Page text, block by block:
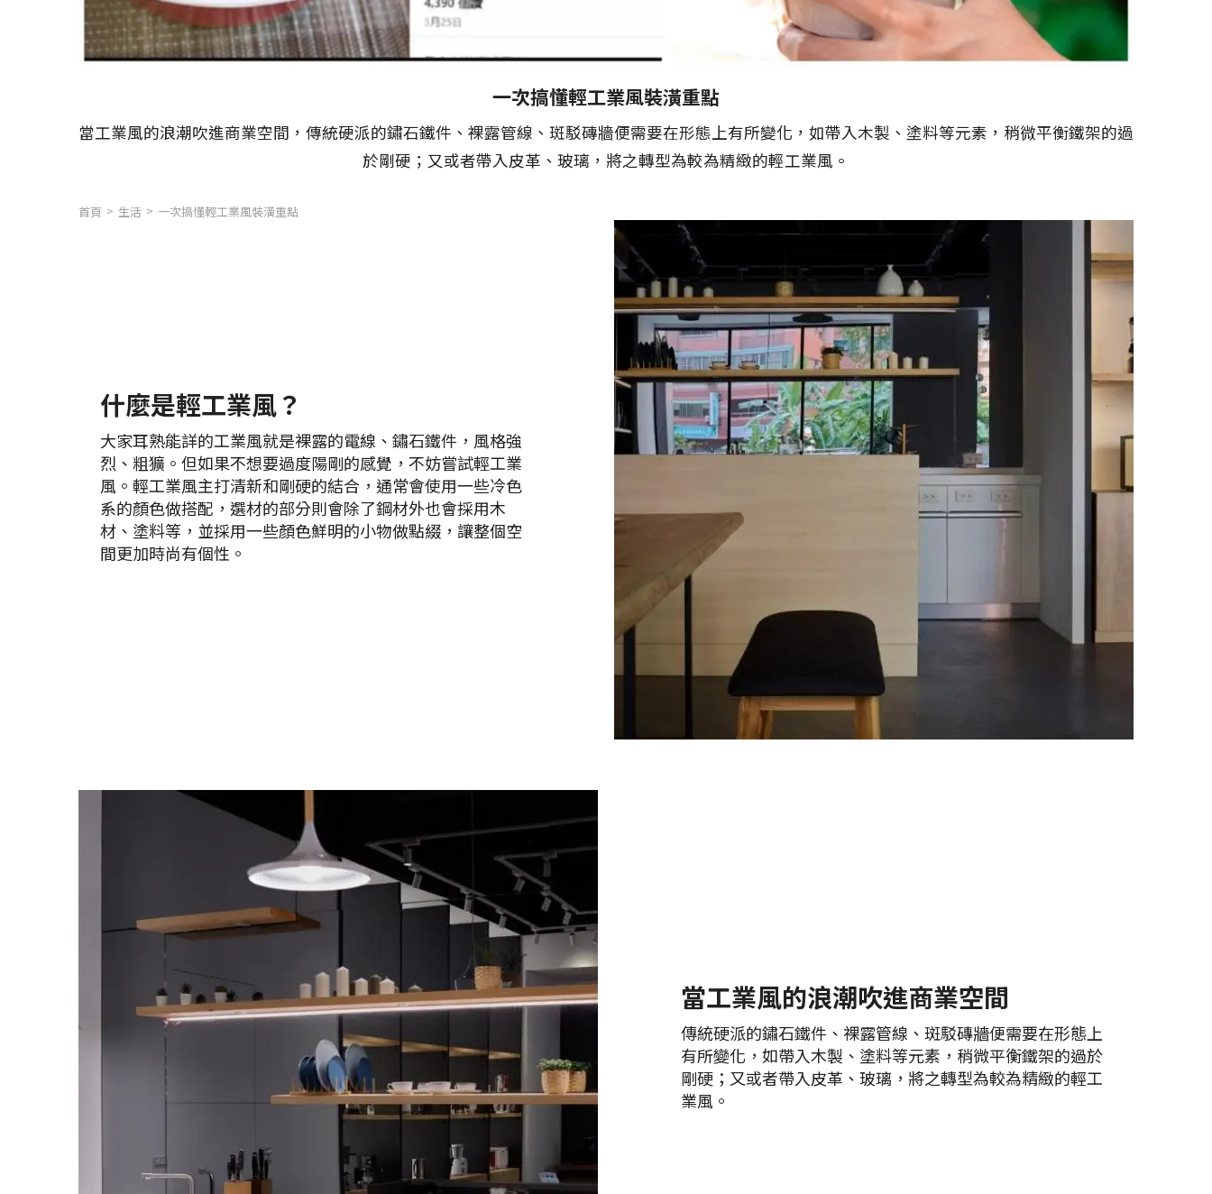
一次搞懂輕工業風裝潢重點
當工業風的浪潮吹進商業空間，傳統硬派的鏽石鐵件、裸露管線、斑駁磚牆便需要在形態上有所變化，如帶入木製、塗料等元素，稍微平衡鐵架的過
於剛硬；又或者帶入皮革、玻璃，將之轉型為較為精緻的輕工業風。
首頁 生活 一次搞懂輕工業風裝潢重點
什麼是輕工業風？
大家耳熟能詳的工業風就是裸露的電線、鏽石鐵件，風格強
烈、粗獷。但如果不想要過度陽剛的感覺，不妨嘗試輕工業
風。輕工業風主打清新和剛硬的結合，通常會使用一些冷色
系的顏色做搭配，選材的部分則會除了鋼材外也會採用木
材、塗料等，並採用一些顏色鮮明的小物做點綴，讓整個空
間更加時尚有個性。
當工業風的浪潮吹進商業空間
傳統硬派的鏽石鐵件、裸露管線、斑駁磚牆便需要在形態上
有所變化，如帶入木製、塗料等元素，稍微平衡鐵架的過於
剛硬；又或者帶入皮革、玻璃，將之轉型為較為精緻的輕工
業風。